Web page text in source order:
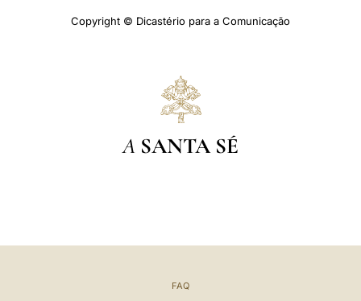
Copyright © Dicastério para a Comunicação
A SANTA SÉ
FAQ